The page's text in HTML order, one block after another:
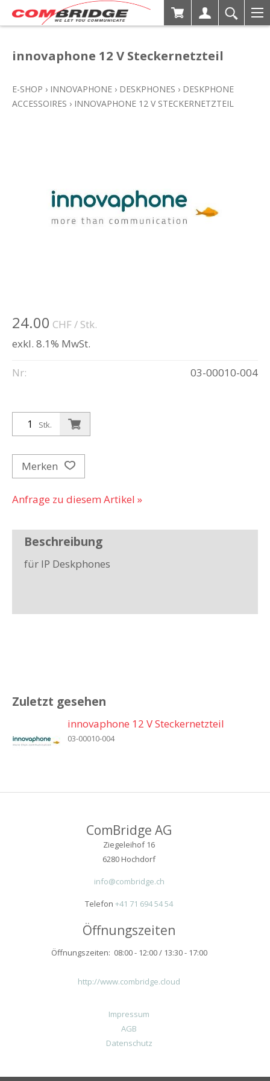
innovaphone 12 V Steckernetzteil
E-SHOP › INNOVAPHONE › DESKPHONES › DESKPHONE
ACCESSOIRES › INNOVAPHONE 12 V STECKERNETZTEIL
24.00 CHF/ Stk.
exkl. 8.1% MwSt.
Nr: 03-00010-004
Stk.
Merken
Anfrage zu diesem Artikel »
Beschreibung
für IP Deskphones
Zuletzt gesehen
innovaphone 12 V Steckernetzteil
03-00010-004
ComBridge AG
Ziegeleihof 16
6280 Hochdorf
info@combridge.ch
Telefon +41 71 694 54 54
Öffnungszeiten
Öffnungszeiten: 08:00 - 12:00 / 13:30 - 17:00
http://www.combridge.cloud
Impressum
AGB
Datenschutz